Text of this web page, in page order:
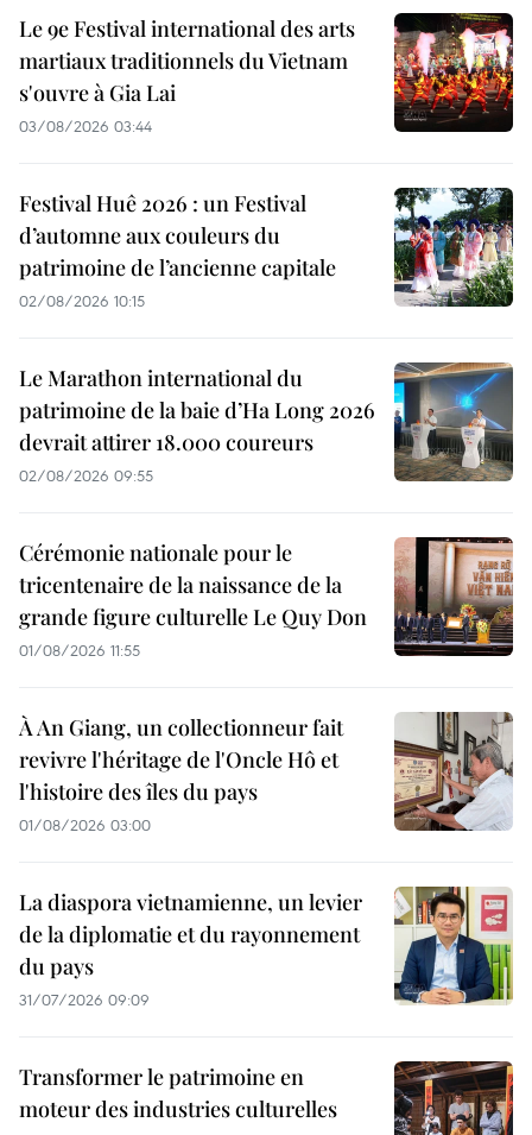
Le 9e Festival international des arts
martiaux traditionnels du Vietnam
s'ouvre à Gia Lai
03/08/2026 03:44
Festival Huê 2026 : un Festival
d’automne aux couleurs du
patrimoine de l’ancienne capitale
02/08/2026 10:15
Le Marathon international du
patrimoine de la baie d’Ha Long 2026
devrait attirer 18.000 coureurs
02/08/2026 09:55
Cérémonie nationale pour le
tricentenaire de la naissance de la
grande figure culturelle Le Quy Don
01/08/2026 11:55
À An Giang, un collectionneur fait
revivre l'héritage de l'Oncle Hô et
l'histoire des îles du pays
01/08/2026 03:00
La diaspora vietnamienne, un levier
de la diplomatie et du rayonnement
du pays
31/07/2026 09:09
Transformer le patrimoine en
moteur des industries culturelles